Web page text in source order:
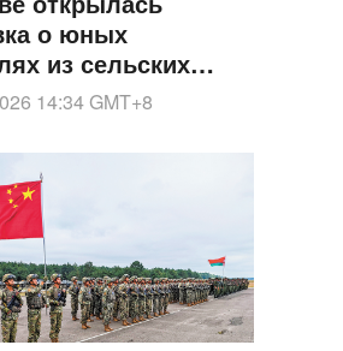
о юных
из сельских
Китая
14:34GMT+8